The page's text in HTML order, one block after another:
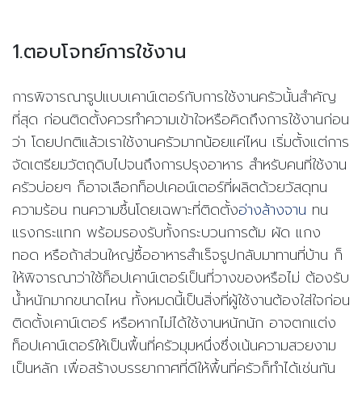
1.ตอบโจทย์การใช้งาน
การพิจารณารูปแบบเคาน์เตอร์กับการใช้งานครัวนั้นสำคัญ
ที่สุด ก่อนติดตั้งควรทำความเข้าใจหรือคิดถึงการใช้งานก่อน
ว่า โดยปกติแล้วเราใช้งานครัวมากน้อยแค่ไหน เริ่มตั้งแต่การ
จัดเตรียมวัตถุดิบไปจนถึงการปรุงอาหาร สำหรับคนที่ใช้งาน
ครัวบ่อยๆ ก็อาจเลือกท็อปเคอน์เตอร์ที่ผลิตด้วยวัสดุทน
ความร้อน ทนความชื้นโดยเฉพาะที่ติดตั้งอ่างล้างจาน ทน
แรงกระแทก พร้อมรองรับทั้งกระบวนการต้ม ผัด แกง
ทอด หรือถ้าส่วนใหญ่ซื้ออาหารสำเร็จรูปกลับมาทานที่บ้าน ก็
ให้พิจารณาว่าใช้ท็อปเคาน์เตอร์เป็นที่วางของหรือไม่ ต้องรับ
น้ำหนักมากขนาดไหน ทั้งหมดนี้เป็นสิ่งที่ผู้ใช้งานต้องใส่ใจก่อน
ติดตั้งเคาน์เตอร์ หรือหากไม่ได้ใช้งานหนักนัก อาจตกแต่ง
ท็อปเคาน์เตอร์ให้เป็นพื้นที่ครัวมุมหนึ่งซึ่งเน้นความสวยงาม
เป็นหลัก เพื่อสร้างบรรยากาศที่ดีให้พื้นที่ครัวก็ทำได้เช่นกัน